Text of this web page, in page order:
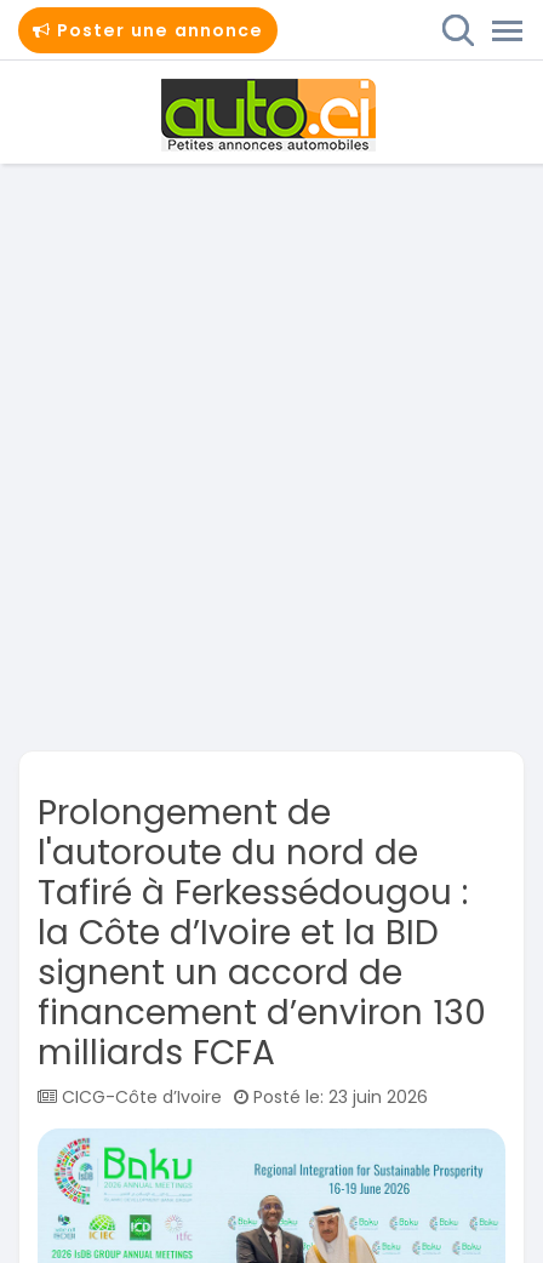
Poster une annonce
Prolongement de
l'autoroute du nord de
Tafiré à Ferkessédougou :
la Côte d’Ivoire et la BID
signent un accord de
financement d’environ 130
milliards FCFA
CICG-Côte d’Ivoire Posté le: 23 juin 2026